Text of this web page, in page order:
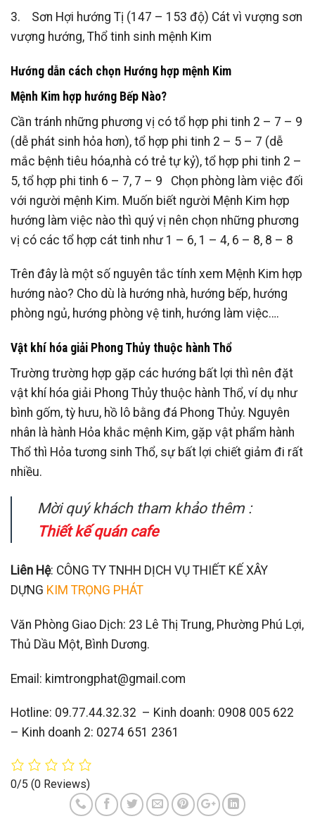
3. Sơn Hợi hướng Tị (147 – 153 độ) Cát vì vượng sơn
vượng hướng, Thổ tinh sinh mệnh Kim
Hướng dẫn cách chọn Hướng hợp mệnh Kim
Mệnh Kim hợp hướng Bếp Nào?
Cần tránh những phương vị có tổ hợp phi tinh 2 – 7 – 9
(dễ phát sinh hỏa hơn), tổ hợp phi tinh 2 – 5 – 7 (dễ
mắc bệnh tiêu hóa,nhà có trẻ tự kỷ), tổ hợp phi tinh 2 –
5, tổ hợp phi tinh 6 – 7, 7 – 9 Chọn phòng làm việc đối
với người mệnh Kim. Muốn biết người Mệnh Kim hợp
hướng làm việc nào thì quý vị nên chọn những phương
vị có các tổ hợp cát tinh như 1 – 6, 1 – 4, 6 – 8, 8 – 8
Trên đây là một số nguyên tắc tính xem Mệnh Kim hợp
hướng nào? Cho dù là hướng nhà, hướng bếp, hướng
phòng ngủ, hướng phòng vệ tinh, hướng làm việc….
Vật khí hóa giải Phong Thủy thuộc hành Thổ
Trường trường hợp gặp các hướng bất lợi thì nên đặt
vật khí hóa giải Phong Thủy thuộc hành Thổ, ví dụ như
bình gốm, tỳ hưu, hồ lô bằng đá Phong Thủy. Nguyên
nhân là hành Hỏa khắc mệnh Kim, gặp vật phẩm hành
Thổ thì Hỏa tương sinh Thổ, sự bất lợi chiết giảm đi rất
nhiều.
Mời quý khách tham khảo thêm :
Thiết kế quán cafe
Liên Hệ: CÔNG TY TNHH DỊCH VỤ THIẾT KẾ XÂY
DỰNG KIM TRỌNG PHÁT
Văn Phòng Giao Dịch: 23 Lê Thị Trung, Phường Phú Lợi,
Thủ Dầu Một, Bình Dương.
Email: kimtrongphat@gmail.com
Hotline: 09.77.44.32.32 – Kinh doanh: 0908 005 622
– Kinh doanh 2: 0274 651 2361
0/5 (0 Reviews)